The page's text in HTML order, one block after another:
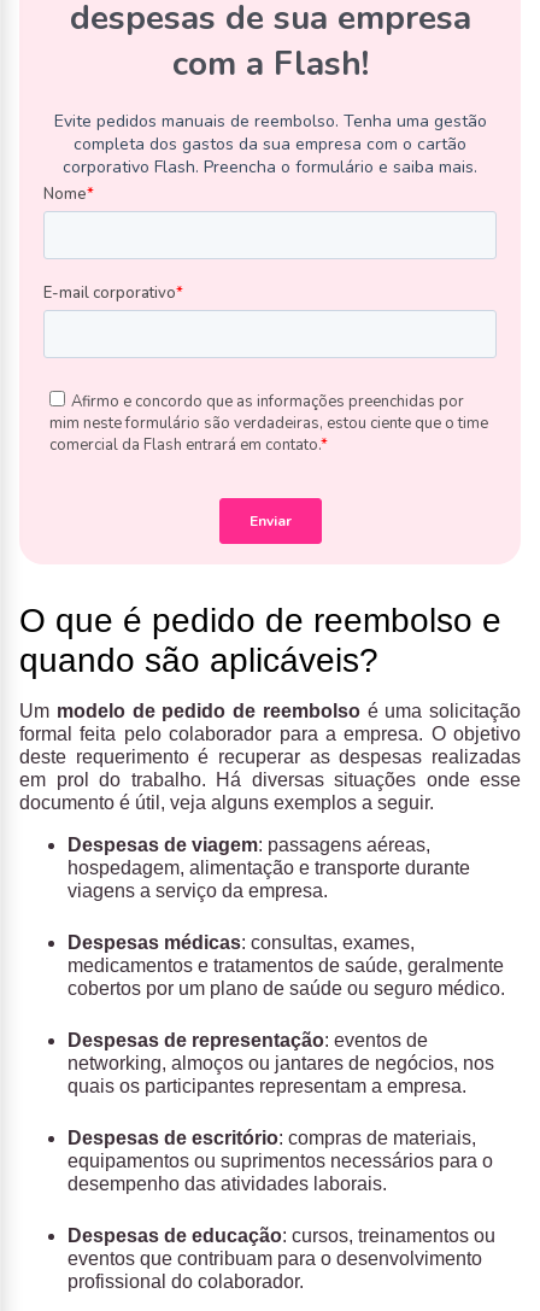
O que é pedido de reembolso e
quando são aplicáveis?
Um modelo de pedido de reembolsoé uma solicitação
formal feita pelo colaborador para a empresa. O objetivo
deste requerimento é recuperar as despesas realizadas
em prol do trabalho. Há diversas situações onde esse
documento é útil, veja alguns exemplos a seguir.
Despesas de viagem: passagens aéreas,
hospedagem, alimentação e transporte durante
viagens a serviço da empresa.
Despesas médicas: consultas, exames,
medicamentos e tratamentos de saúde, geralmente
cobertos por um plano de saúde ou seguro médico.
Despesas de representação: eventos de
networking, almoços ou jantares de negócios, nos
quais os participantes representam a empresa.
Despesas de escritório: compras de materiais,
equipamentos ou suprimentos necessários para o
desempenho das atividades laborais.
Despesas de educação: cursos, treinamentos ou
eventos que contribuam para o desenvolvimento
profissional do colaborador.